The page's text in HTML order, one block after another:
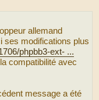
allemand
ses modifications plus
phpbb3-ext- ...
compatibilité avec
message a été